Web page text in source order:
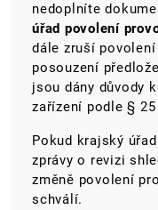
nedoplníte
úřad povolení
dále zruší
posouzení
jsou dány důvody
zařízení podle §
Pokud krajský
zprávy o revizi
změně povolení
schválí.